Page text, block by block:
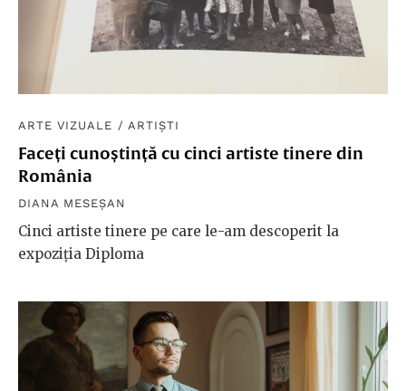
ARTE VIZUALE / ARTIȘTI
Faceți cunoștință cu cinci artiste tinere din
România
DIANA MESEȘAN
Cinci artiste tinere pe care le-am descoperit la
expoziția Diploma